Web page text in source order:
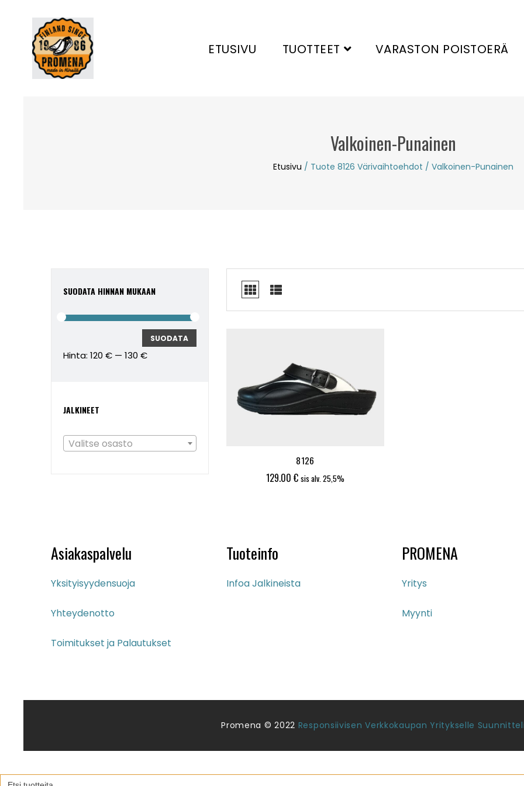
ETUSIVU TUOTTEET VARASTON POISTOERÄ
Valkoinen-Punainen
Etusivu / Tuote 8126 Värivaihtoehdot / Valkoinen-Punainen
SUODATA HINNAN MUKAAN
SUODATA
Hinta: 120 € — 130 €
JALKINEET
Valitse osasto
8126
129.00 € sis alv. 25,5%
Asiakaspalvelu
Yksityisyydensuoja
Yhteydenotto
Toimitukset ja Palautukset
Tuoteinfo
Infoa Jalkineista
PROMENA
Yritys
Myynti
Promena © 2022 Responsiivisen Verkkokaupan Yritykselle
Search